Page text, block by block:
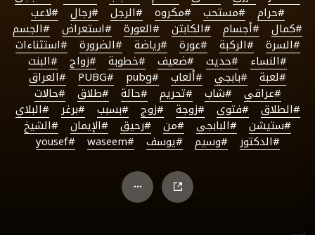
#حرام
#مستحب #مكروه #الرجل #رجال
#لاعب
#كمال
#أجسام #الكابتن #العورة #استعراض
#الجسم
#السرة
#الركبة #عورة #رياضة #الضرورة
#استثناءات
#النساء
#حديث #ضعيف #خطوبة #زواج
#البنت
#لعبة
#بابجي #ألعاب #pubg
#PUBG
#العراق
#عراقي
#شاب #تحريم #حالة #طلاق
#حالات
#الطلاق
#فتوى #زوجة #زوج #بسبب #برغر
#البلاي
#ستيشن
#البابجي #من #رحيق #الإيمان
#الشيخ
#الدكتور
#وسيم #يوسف #waseem
#yousef